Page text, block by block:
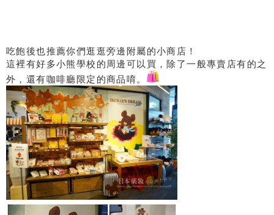
吃飽後也推薦你們逛逛旁邊附屬的小商店！
這裡有好多小熊學校的周邊可以買，除了一般專賣店有的之
外，還有咖啡廳限定的商品唷。